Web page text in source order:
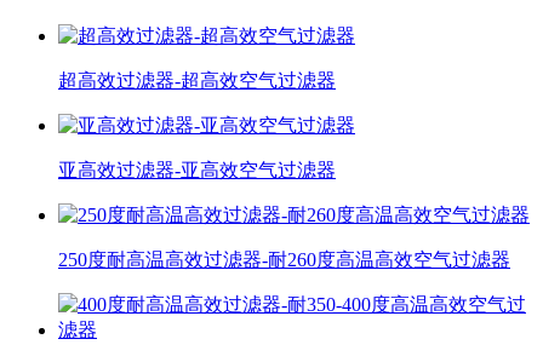
超高效过滤器-超高效空气过滤器
亚高效过滤器-亚高效空气过滤器
250度耐高温高效过滤器-耐260度高温高效空气过滤器